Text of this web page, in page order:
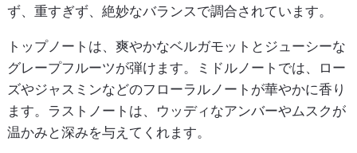
ず、重すぎず、絶妙なバランスで調合されています。
トップノートは、爽やかなベルガモットとジューシーな
グレープフルーツが弾けます。ミドルノートでは、ロー
ズやジャスミンなどのフローラルノートが華やかに香り
ます。ラストノートは、ウッディなアンバーやムスクが
温かみと深みを与えてくれます。